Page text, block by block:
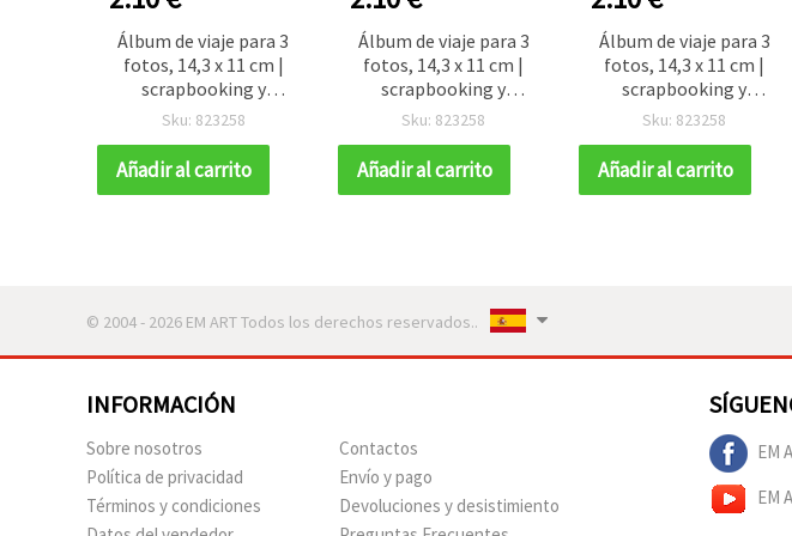
Álbum de viaje para 3
fotos, 14,3 x 11 cm |
scrapbooking y
manualidades
Sku: 823258
Añadir al carrito
Álbum de viaje para 3
fotos, 14,3 x 11 cm |
scrapbooking y
manualidades
Sku: 823258
Añadir al carrito
Álbum de viaje para 3
fotos, 14,3 x 11 cm |
scrapbooking y
manualidades
Sku: 823258
Añadir al carrito
© 2004 - 2026 EM ART Todos los derechos reservados..
INFORMACIÓN
Sobre nosotros
Política de privacidad
Términos y condiciones
Contactos
Envío y pago
Devoluciones y desistimiento
EM
EM